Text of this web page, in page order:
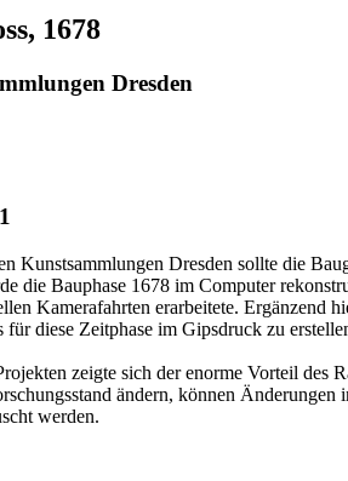
1678
Dresden
Kunstsammlungen Dresden sollte die
die Bauphase 1678 im Computer
Kamerafahrten erarbeitete. Ergänzend
für diese Zeitphase im Gipsdruck zu
zeigte sich der enorme Vorteil
ändern, können
werden.